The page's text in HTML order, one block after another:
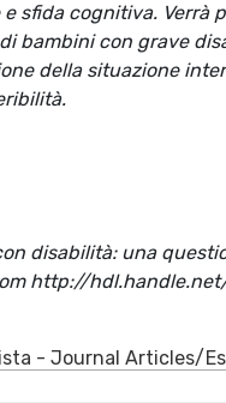
sfida cognitiva. Verrà
bambini con grave
della situazione
disabilità: una
http://
- Journal Articles/